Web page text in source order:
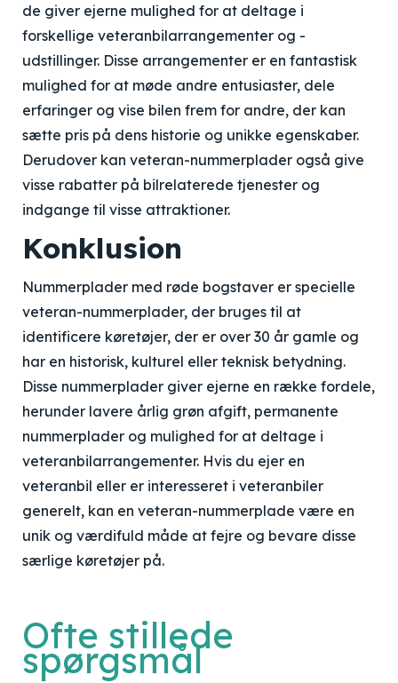
de giver ejerne mulighed for at deltage i
forskellige veteranbilarrangementer og -
udstillinger. Disse arrangementer er en fantastisk
mulighed for at møde andre entusiaster, dele
erfaringer og vise bilen frem for andre, der kan
sætte pris på dens historie og unikke egenskaber.
Derudover kan veteran-nummerplader også give
visse rabatter på bilrelaterede tjenester og
indgange til visse attraktioner.
Konklusion
Nummerplader med røde bogstaver er specielle
veteran-nummerplader, der bruges til at
identificere køretøjer, der er over 30 år gamle og
har en historisk, kulturel eller teknisk betydning.
Disse nummerplader giver ejerne en række fordele,
herunder lavere årlig grøn afgift, permanente
nummerplader og mulighed for at deltage i
veteranbilarrangementer. Hvis du ejer en
veteranbil eller er interesseret i veteranbiler
generelt, kan en veteran-nummerplade være en
unik og værdifuld måde at fejre og bevare disse
særlige køretøjer på.
Ofte stillede
spørgsmål